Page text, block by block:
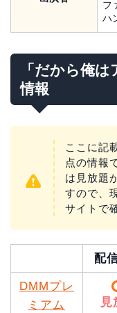
フ
ハ
「だから俺
情報
ここに記
点の情報
は見放題
すので、
サイトで
配
DMMプレ
ミアム
見